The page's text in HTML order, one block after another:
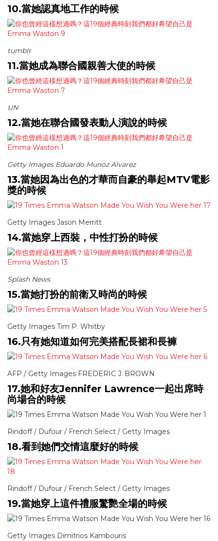
10.當她認真地工作的時候
tumblr
11.當她成為聯合國親善大使的時候
UN
12.當她在聯合國發表動人演說的時候
Getty Images Eduardo Munoz Alvarez
13.當她因為出色的才華而自豪的舉起MTV電影
獎的時候
Getty Images Jason Merritt
14.當她穿上西裝，中性打扮的時候
Splash News
15.當她打扮的前衛又時尚的時候
Getty Images Tim P. Whitby
16.只有她知道如何完美搭配長裙和長褲
AFP / Getty Images FREDERIC J. BROWN
17.她和好友Jennifer Lawrence一起出席時
尚場合的時候
Rindoff / Dufour / French Select / Getty Images
18.看到她們交情這麼好的時候
Rindoff / Dufour / French Select / Getty Images
19.當她穿上這件禮服驚艷全場的時候
Getty Images Dimitrios Kambouris